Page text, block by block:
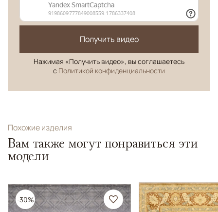
Получить видео
Нажимая «Получить видео», вы соглашаетесь
с Политикой конфиденциальности
Похожие изделия
Вам также могут понравиться эти
модели
-30%